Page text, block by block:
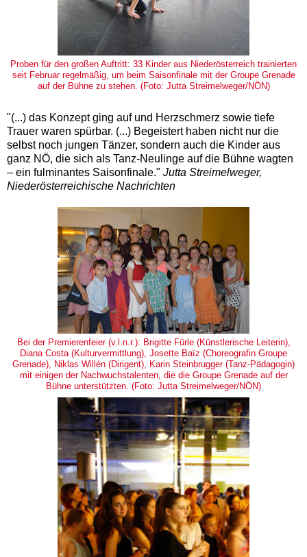
Proben für den großen Auftritt: 33 Kinder aus Niederösterreich trainierten
seit Februar regelmäßig, um beim Saisonfinale mit der Groupe Grenade
auf der Bühne zu stehen. (Foto: Jutta Streimelweger/NÖN)
"(...) das Konzept ging auf und Herzschmerz sowie tiefe
Trauer waren spürbar. (...) Begeistert haben nicht nur die
selbst noch jungen Tänzer, sondern auch die Kinder aus
ganz NÖ, die sich als Tanz-Neulinge auf die Bühne wagten
– ein fulminantes Saisonfinale." Jutta Streimelweger,
Niederösterreichische Nachrichten
Bei der Premierenfeier (v.l.n.r.): Brigitte Fürle (Künstlerische Leiterin),
Diana Costa (Kulturvermittlung), Josette Baïz (Choreografin Groupe
Grenade), Niklas Willén (Dirigent), Karin Steinbrugger (Tanz-Pädagogin)
mit einigen der Nachwuchstalenten, die die Groupe Grenade auf der
Bühne unterstützten. (Foto: Jutta Streimelweger/NÖN)